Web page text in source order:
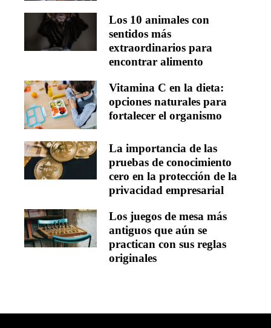
Los 10 animales con
sentidos más
extraordinarios para
encontrar alimento
Vitamina C en la dieta:
opciones naturales para
fortalecer el organismo
La importancia de las
pruebas de conocimiento
cero en la protección de la
privacidad empresarial
Los juegos de mesa más
antiguos que aún se
practican con sus reglas
originales